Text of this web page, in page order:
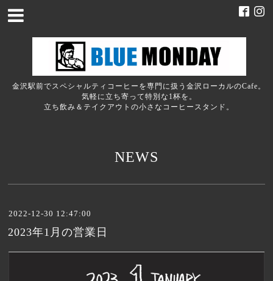
金沢駅前でスペシャルティコーヒーを専門に扱う金沢ローカルのCafe。
気軽に立ち寄って特別な1杯を。
立ち飲み＆テイクアウトの小さなコーヒースタンド。
NEWS
2022-12-30 12:47:00
2023年1月の営業日